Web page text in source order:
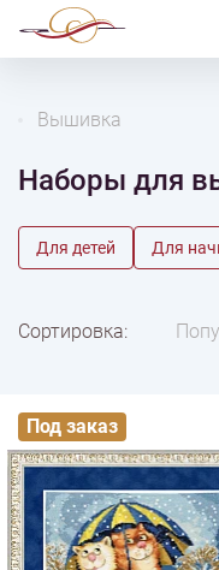
Вышивка
Наборы для
Для детей Для
Сортировка:
Под заказ